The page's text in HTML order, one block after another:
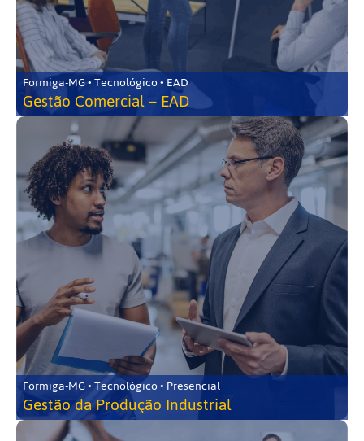
Formiga-MG • Tecnológico • EAD
Gestão Comercial – EAD
Formiga-MG • Tecnológico • Presencial
Gestão da Produção Industrial